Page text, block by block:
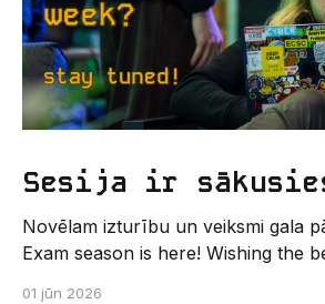
Sesija ir
Novēlam izturību un veiksmi gala
Exam season is here! Wishing the
01 jūn 2026